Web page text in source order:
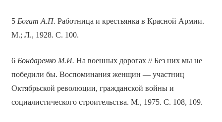
5 Богат А.П. Работница и крестьянка в Красной Армии.
М.; Л., 1928. С. 100.
6 Бондаренко М.И. На военных дорогах // Без них мы не
победили бы. Воспоминания женщин — участниц
Октябрьской революции, гражданской войны и
социалистического строительства. М., 1975. С. 108, 109.